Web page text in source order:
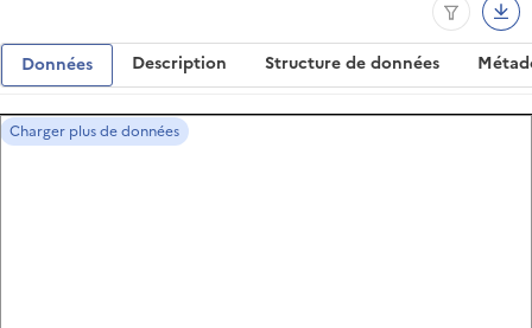
Données Description Structure de données
Charger plus de données